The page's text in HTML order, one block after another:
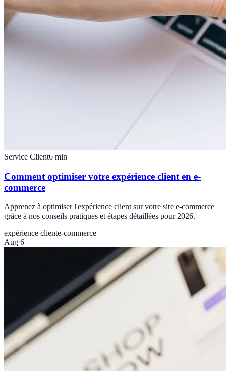
Service Client6 min
Comment optimiser votre expérience client en e-
commerce
Apprenez à optimiser l'expérience client sur votre site e-commerce
grâce à nos conseils pratiques et étapes détaillées pour 2026.
expérience cliente-commerce
Aug 6